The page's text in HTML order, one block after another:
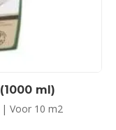
ml)
Voor 10 m2